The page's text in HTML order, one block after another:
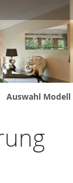
Auswahl Modell